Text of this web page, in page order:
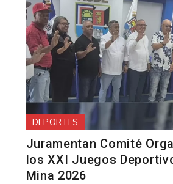
DEPORTES
Juramentan Comité
los XXI Juegos
Mina 2026